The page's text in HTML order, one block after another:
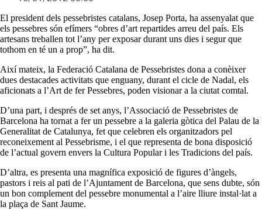
El president dels pessebristes catalans, Josep Porta, ha assenyalat que
els pessebres són efímers “obres d’art repartides arreu del país. Els
artesans treballen tot l’any per exposar durant uns dies i segur que
tothom en té un a prop”, ha dit.
Així mateix, la Federació Catalana de Pessebristes dona a conèixer
dues destacades activitats que enguany, durant el cicle de Nadal, els
aficionats a l’Art de fer Pessebres, poden visionar a la ciutat comtal.
D’una part, i després de set anys, l’Associació de Pessebristes de
Barcelona ha tornat a fer un pessebre a la galeria gòtica del Palau de la
Generalitat de Catalunya, fet que celebren els organitzadors pel
reconeixement al Pessebrisme, i el que representa de bona disposició
de l’actual govern envers la Cultura Popular i les Tradicions del país.
D’altra, es presenta una magnífica exposició de figures d’àngels,
pastors i reis al pati de l’Ajuntament de Barcelona, que sens dubte, són
un bon complement del pessebre monumental a l’aire lliure instal·lat a
la plaça de Sant Jaume.